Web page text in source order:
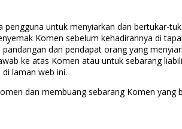
pengguna untuk menyiarkan dan
Komen sebelum kehadirannya di
dan pendapat orang yang
ke atas Komen atau untuk sebarang
laman web ini.
dan membuang sebarang Komen